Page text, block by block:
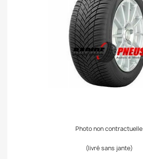
Photo non contractuelle
(livré sans jante)